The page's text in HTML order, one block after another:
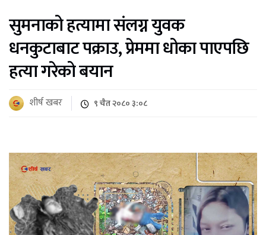
सुमनाको हत्यामा संलग्न युवक
धनकुटाबाट पक्राउ, प्रेममा धोका पाएपछि
हत्या गरेको बयान
शीर्ष खबर ९ चैत २०८० ३:०८